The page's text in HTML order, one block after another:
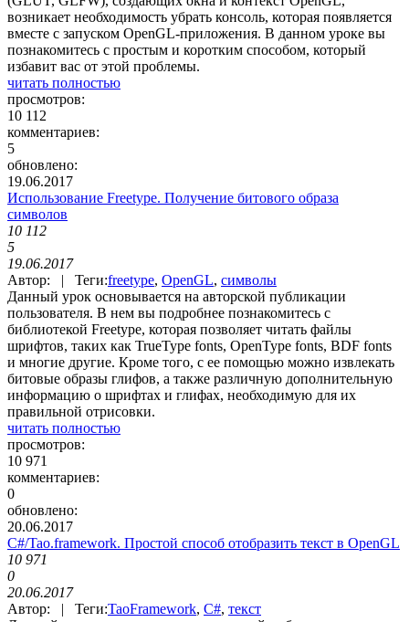
возникает необходимость убрать консоль, которая появляется
вместе с запуском OpenGL-приложения. В данном уроке вы
познакомитесь с простым и коротким способом, который
избавит вас от этой проблемы.
читать полностью
просмотров:
10 112
комментариев:
5
обновлено:
19.06.2017
Использование Freetype. Получение битового образа
символов
10 112
5
19.06.2017
Автор: | Теги:freetype, OpenGL, символы
Данный урок основывается на авторской публикации
пользователя. В нем вы подробнее познакомитесь с
библиотекой Freetype, которая позволяет читать файлы
шрифтов, таких как TrueType fonts, OpenType fonts, BDF fonts
и многие другие. Кроме того, с ее помощью можно извлекать
битовые образы глифов, а также различную дополнительную
информацию о шрифтах и глифах, необходимую для их
правильной отрисовки.
читать полностью
просмотров:
10 971
комментариев:
0
обновлено:
20.06.2017
C#/Tao.framework. Простой способ отобразить текст в OpenGL
10 971
0
20.06.2017
Автор: | Теги:TaoFramework, C#, текст